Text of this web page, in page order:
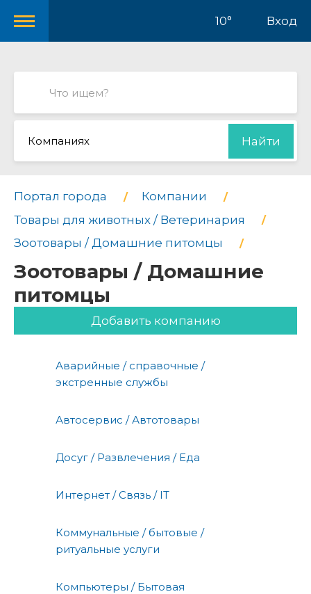
10° Вход
Компаниях Найти
Портал города
Компании
Товары для животных / Ветеринария
Зоотовары / Домашние питомцы
Зоотовары / Домашние
питомцы
Добавить компанию
Аварийные / справочные /
экстренные службы
Автосервис / Автотовары
Досуг / Развлечения / Еда
Интернет / Связь / IT
Коммунальные / бытовые /
ритуальные услуги
Компьютеры / Бытовая